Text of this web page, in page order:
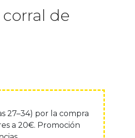
de
27–34) por la compra
a 20€. Promoción